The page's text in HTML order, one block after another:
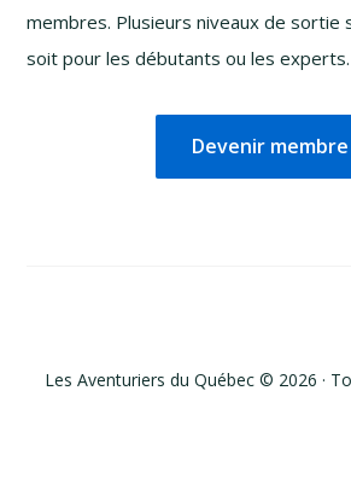
membres. Plusieurs niveaux de sortie
soit pour les débutants ou les experts.
Devenir membre
Les Aventuriers du Québec © 2026 ·